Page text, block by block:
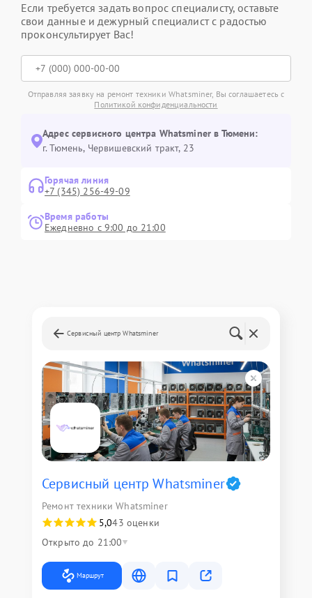
Если требуется задать вопрос специалисту, оставьте
свои данные и дежурный специалист с радостью
проконсультирует Вас!
Отправляя заявку на ремонт техники Whatsminer, Вы соглашаетесь с
Политикой конфиденциальности
Адрес сервисного центра Whatsminer в Тюмени:
г. Тюмень, ​Червишевский тракт, 23
Горячая линия
+7 (345) 256-49-09
Время работы
Ежедневно с 9:00 до 21:00
Сервисный центр Whatsminer
Сервисный центр Whatsminer
Ремонт техники Whatsminer
5,043 оценки
Открыто до 21:00
Маршрут